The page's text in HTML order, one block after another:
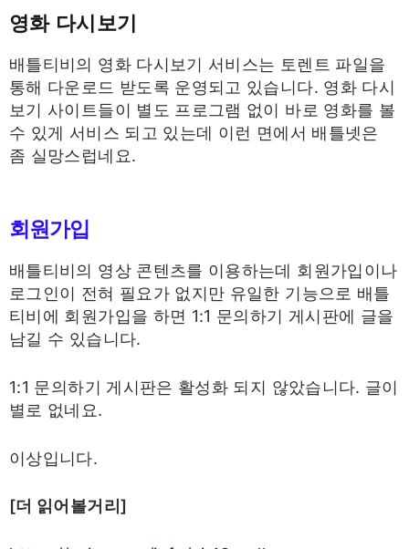
영화 다시보기
배틀티비의 영화 다시보기 서비스는 토렌트 파일을
통해 다운로드 받도록 운영되고 있습니다. 영화 다시
보기 사이트들이 별도 프로그램 없이 바로 영화를 볼
수 있게 서비스 되고 있는데 이런 면에서 배틀넷은
좀 실망스럽네요.
회원가입
배틀티비의 영상 콘텐츠를 이용하는데 회원가입이나
로그인이 전혀 필요가 없지만 유일한 기능으로 배틀
티비에 회원가입을 하면 1:1 문의하기 게시판에 글을
남길 수 있습니다.
1:1 문의하기 게시판은 활성화 되지 않았습니다. 글이
별로 없네요.
이상입니다.
[더 읽어볼거리]